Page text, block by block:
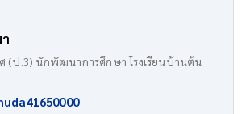
(ป.3) นักพัฒนาการศึกษา โรงเรียนบ้านต้น